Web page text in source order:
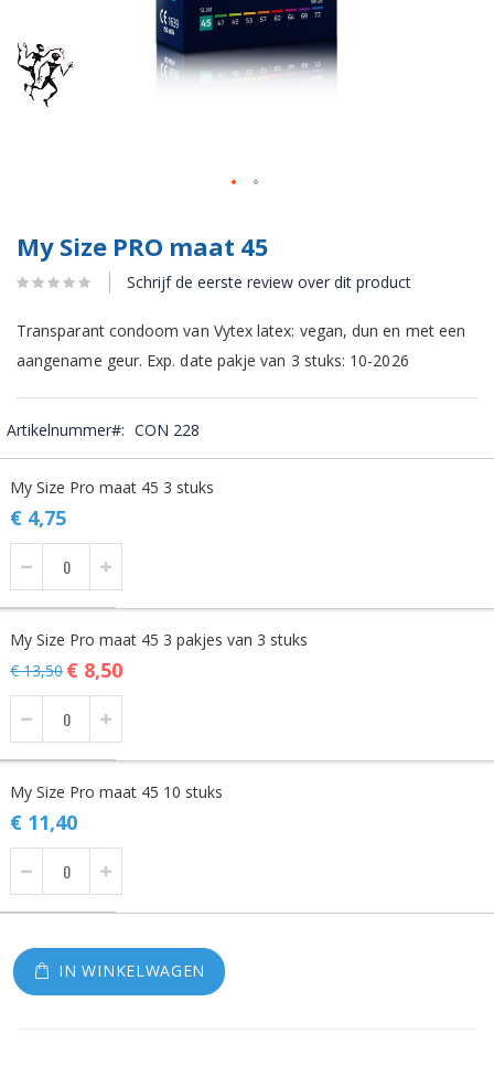
My Size PRO maat 45
Schrijf de eerste review over dit product
Transparant condoom van Vytex latex: vegan, dun en met een
aangename geur. Exp. date pakje van 3 stuks: 10-2026
Artikelnummer CON 228
productitems
My Size Pro maat 45 3 stuks
€ 4,75
My Size Pro maat 45 3 pakjes van 3 stuks
€ 13,50 Special
Price
€ 8,50
My Size Pro maat 45 10 stuks
€ 11,40
IN WINKELWAGEN